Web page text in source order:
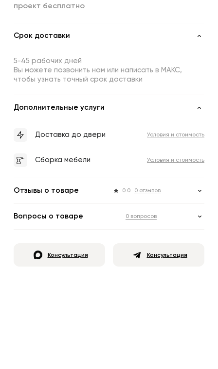
проект бесплатно
Срок доставки
5-45 рабочих дней
Вы можете позвонить нам или написать в МАКС,
чтобы узнать точный срок доставки
Дополнительные услуги
Доставка до двери Условия и стоимость
Сборка мебели Условия и стоимость
Отзывы о товаре 0.0 0 отзывов
Вопросы о товаре 0 вопросов
Консультация Консультация